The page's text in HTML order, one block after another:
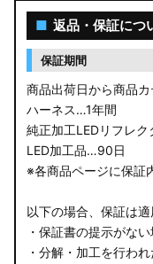
■ 返品・保証につ
保証期間
商品出荷日から商品
ハーネス…1年間
純正加工LEDリフレ
LED加工品…90日
※各商品ページに保証
以下の場合、保証は適
・保証書の提示がな
・分解・加工を行わ